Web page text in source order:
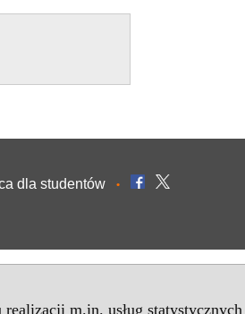
m.in. usług
dla studentów •